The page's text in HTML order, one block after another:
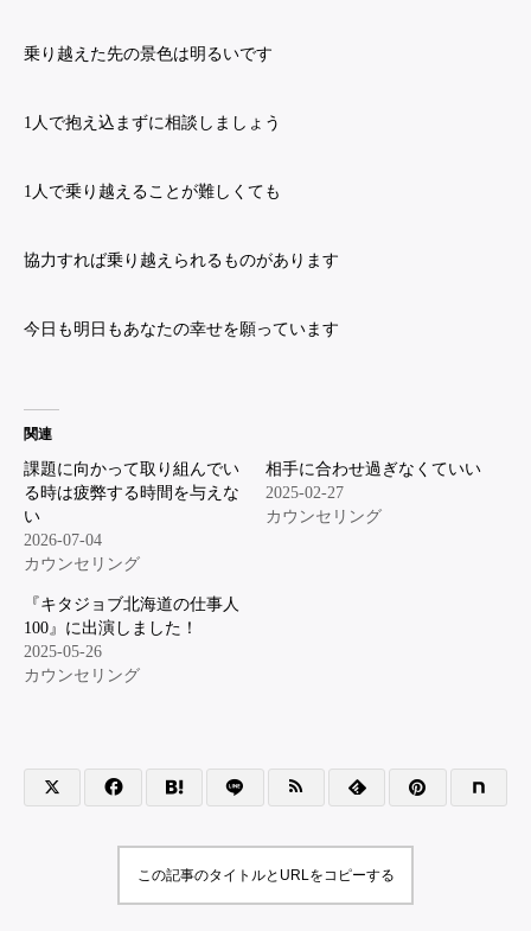
乗り越えた先の景色は明るいです
1人で抱え込まずに相談しましょう
1人で乗り越えることが難しくても
協力すれば乗り越えられるものがあります
今日も明日もあなたの幸せを願っています
関連
課題に向かって取り組んでい
る時は疲弊する時間を与えな
い
2026-07-04
カウンセリング
相手に合わせ過ぎなくていい
2025-02-27
カウンセリング
『キタジョブ北海道の仕事人
100』に出演しました！
2025-05-26
カウンセリング
この記事のタイトルとURLをコピーする